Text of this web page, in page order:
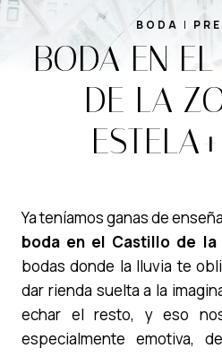
BODA |
BODA EN
DE LA
Ya teníamos ganas de
boda en el Castillo de la
bodas donde la lluvia te
dar rienda suelta a la
echar el resto, y eso
especialmente emotiva,